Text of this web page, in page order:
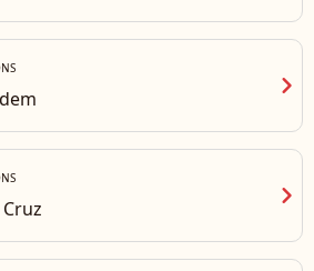
chevron_right
chevron_right